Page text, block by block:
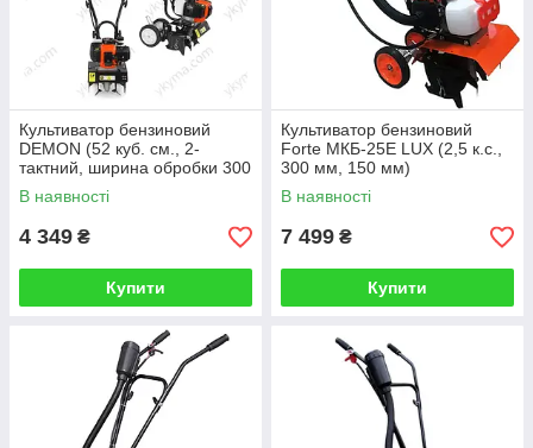
Культиватор бензиновий
DEMON (52 куб. см., 2-
тактний, ширина обробки 300
мм)
В наявності
4 349 ₴
Купити
Культиватор бензиновий
Forte МКБ-25E LUX (2,5 к.с.,
300 мм, 150 мм)
В наявності
7 499 ₴
Купити